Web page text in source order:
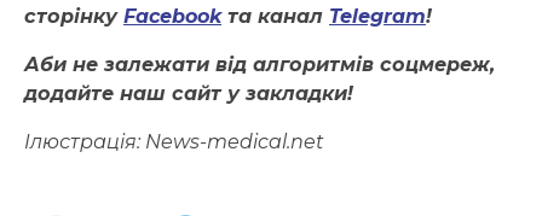
сторінку Facebookта канал Telegram!
Аби не залежати від алгоритмів соцмереж,
додайте наш сайт у закладки!
Ілюстрація: News-medical.net